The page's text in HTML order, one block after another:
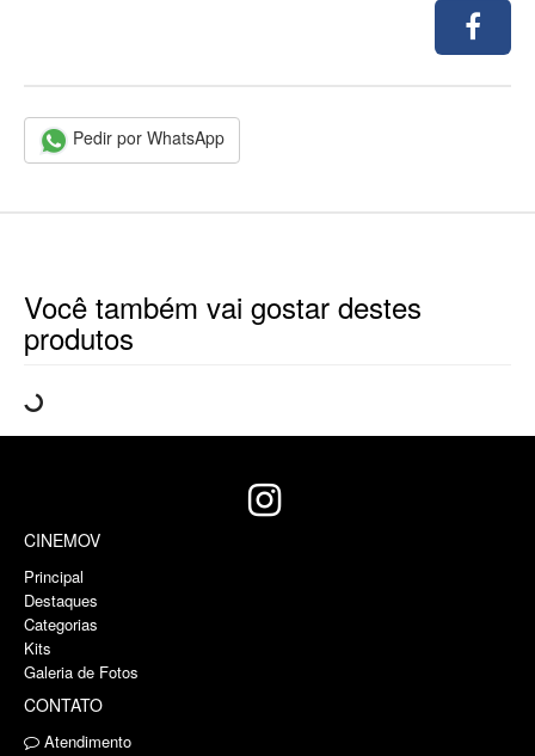
Pedir por WhatsApp
Você também vai gostar destes
produtos
CINEMOV
Principal
Destaques
Categorias
Kits
Galeria de Fotos
CONTATO
Atendimento